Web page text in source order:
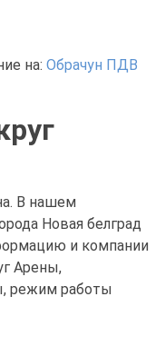
на: Обрачун ПДВ
В нашем
Новая белград
и компании
Арены,
режим работы